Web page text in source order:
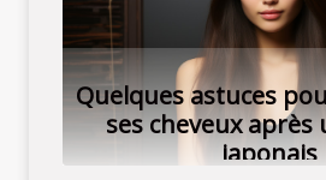
Quelques astuces
ses cheveux après
japonais